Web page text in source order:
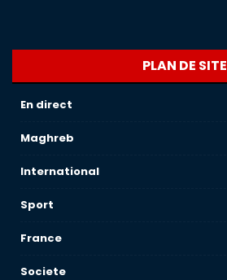
PLAN DE SITE
En direct
Maghreb
International
Sport
France
Societe